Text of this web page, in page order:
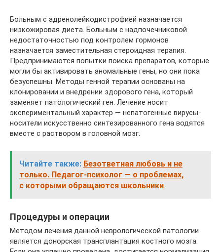
Больным с адренолейкодистрофией назначается
низкожировая диета. Больным с надпочечниковой
недостаточностью под контролем гормонов
назначается заместительная стероидная терапия.
Предпринимаются попытки поиска препаратов, которые
могли бы активировать аномальные гены, но они пока
безуспешны. Методы генной терапии основаны на
клонировании и внедрении здорового гена, который
заменяет патологический ген. Лечение носит
экспериментальный характер — непатогенные вирусы-
носители искусственно синтезированного гена водятся
вместе с раствором в головной мозг.
Читайте также: Безответная любовь и не
только. Педагог-психолог — о проблемах,
с которыми обращаются школьники
Процедуры и операции
Методом лечения данной неврологической патологии
является донорская трансплантация костного мозга.